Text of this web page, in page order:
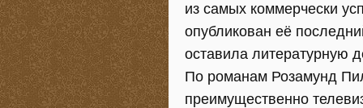
из самых коммерчески
опубликован её
оставила литературную
По романам Розамунд
преимущественно